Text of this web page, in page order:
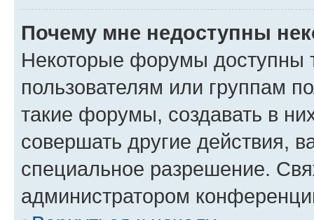
Почему мне недоступны
Некоторые форумы доступны
пользователям или группам
такие форумы, создавать в
совершать другие действия,
специальное разрешение.
администратором